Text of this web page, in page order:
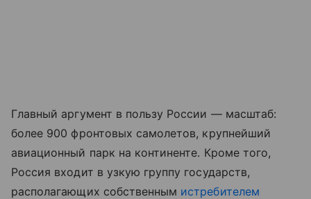
Главный аргумент в пользу России — масштаб:
более 900 фронтовых самолетов, крупнейший
авиационный парк на континенте. Кроме того,
Россия входит в узкую группу государств,
располагающих собственным истребителем